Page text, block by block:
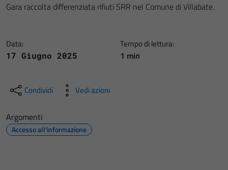
Gara raccolta differenziata rifiuti SRR nel Comune di Villabate.
Data:
17 Giugno 2025
Tempo di lettura:
1 min
Condividi Vedi azioni
Argomenti
Accesso all'informazione